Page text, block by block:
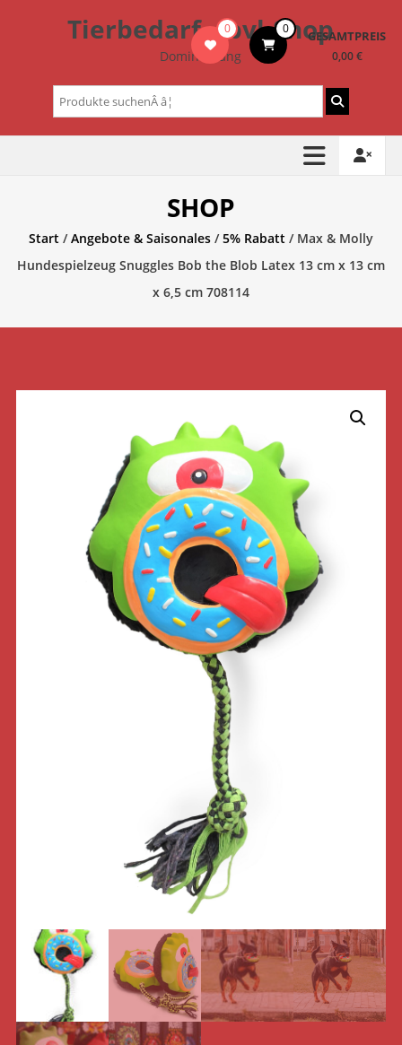
Tierbedarf – bvl-Shop
Dominik Lang
0 0 GESAMTPREIS
0,00 €
Suchen
nach:
SHOP
Start/Angebote & Saisonales/5% Rabatt/ Max & Molly
Hundespielzeug Snuggles Bob the Blob Latex 13 cm x 13 cm
x 6,5 cm 708114